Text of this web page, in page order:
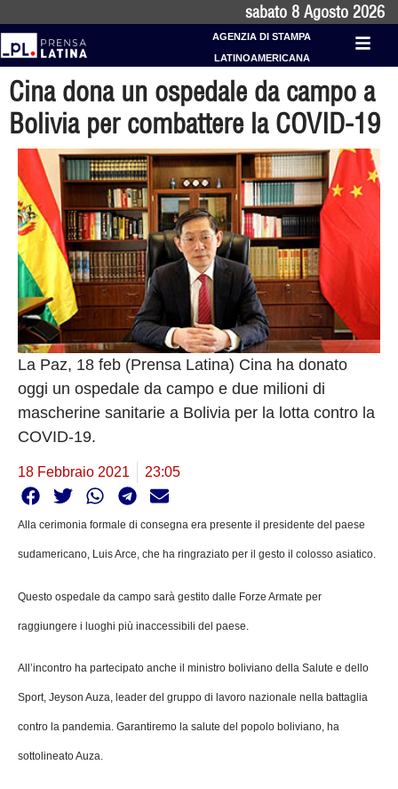
sabato 8 Agosto 2026
AGENZIA DI STAMPA
LATINOAMERICANA
Cina dona un ospedale da campo a
Bolivia per combattere la COVID-19
La Paz, 18 feb (Prensa Latina) Cina ha donato
oggi un ospedale da campo e due milioni di
mascherine sanitarie a Bolivia per la lotta contro la
COVID-19.
18 Febbraio 2021 23:05
Alla cerimonia formale di consegna era presente il presidente del paese
sudamericano, Luis Arce, che ha ringraziato per il gesto il colosso asiatico.
Questo ospedale da campo sarà gestito dalle Forze Armate per
raggiungere i luoghi più inaccessibili del paese.
All’incontro ha partecipato anche il ministro boliviano della Salute e dello
Sport, Jeyson Auza, leader del gruppo di lavoro nazionale nella battaglia
contro la pandemia. Garantiremo la salute del popolo boliviano, ha
sottolineato Auza.